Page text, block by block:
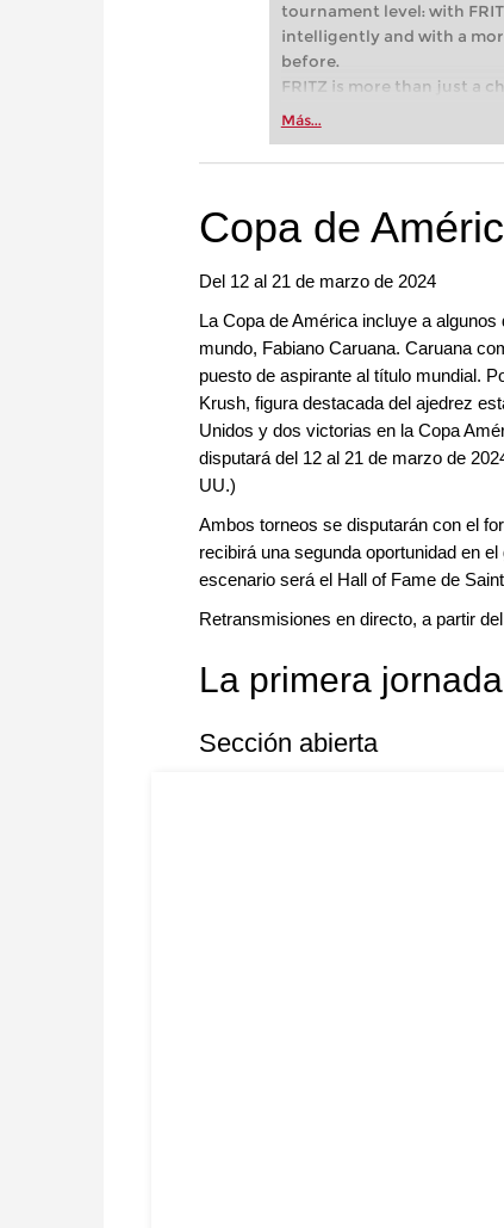
tournament level: with
intelligently and with a
before.
FRITZ is more than just a
Whether you’re taking
more efficiently,
Más...
Copa de
Del 12 al 21 de marzo de 2024
La Copa de América incluye a
mundo, Fabiano Caruana. Caruana
puesto de aspirante al título mundial.
Krush, figura destacada del ajedrez
Unidos y dos victorias en la Copa
disputará del 12 al 21 de marzo de
UU.)
Ambos torneos se disputarán con el
recibirá una segunda oportunidad en
escenario será el Hall of Fame de
Retransmisiones en directo, a partir
La primera jornada
Sección abierta